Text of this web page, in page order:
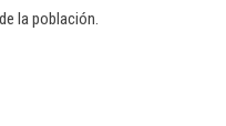
la población.